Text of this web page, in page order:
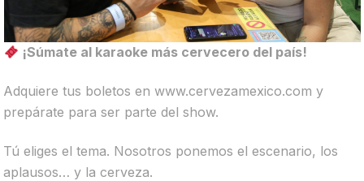
¡Súmate al karaoke más cervecero del país!
Adquiere tus boletos en www.cervezamexico.com y
prepárate para ser parte del show.
Tú eliges el tema. Nosotros ponemos el escenario, los
aplausos… y la cerveza.